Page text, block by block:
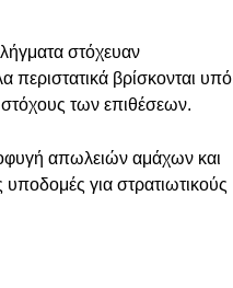
στόχευαν
περιστατικά βρίσκονται υπό
των επιθέσεων.
απωλειών αμάχων και
υποδομές για στρατιωτικούς